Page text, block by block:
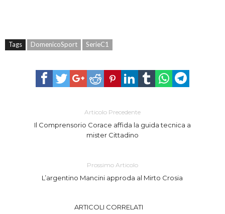
Tags DomenicoSport SerieC1
Articolo Precedente
Il Comprensorio Corace affida la guida tecnica a
mister Cittadino
Prossimo Articolo
L’argentino Mancini approda al Mirto Crosia
ARTICOLI CORRELATI